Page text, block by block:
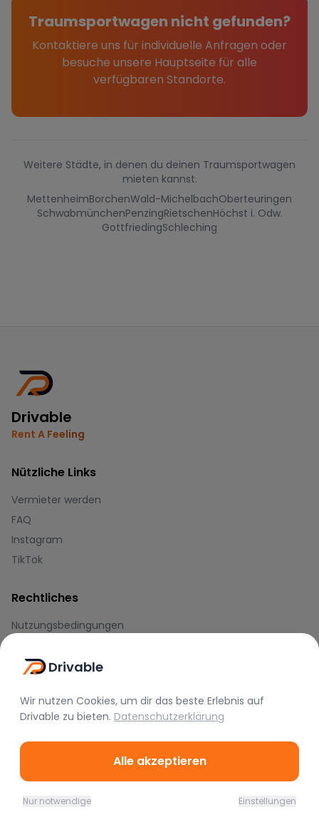
Traumsportwagen nicht gefunden?
Kontaktiere uns für individuelle Anfragen oder
besuche unsere Hauptseite für alle
verfügbaren Standorte.
Weitere Städte, in denen du deinen Traumsportwagen
mieten kannst.
MettenheimBorchenWald-MichelbachOberteuringen
SchwabmünchenPenzingRietschenHöchst i. Odw.
GottfriedingSchleching
Drivable
Rent A Feeling
Nützliche Links
Vermieter werden
FAQ
Instagram
TikTok
Rechtliches
Nutzungsbedingungen
Impressum
Blog
Hilfe-Center
Drivable
Wir nutzen Cookies, um dir das beste Erlebnis auf
Drivable zu bieten. Datenschutzerklärung
Alle akzeptieren
Nur notwendige Einstellungen